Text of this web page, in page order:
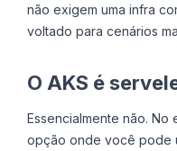
não exigem uma infra
voltado para cenários
O AKS é
Essencialmente não. No
opção onde você pode